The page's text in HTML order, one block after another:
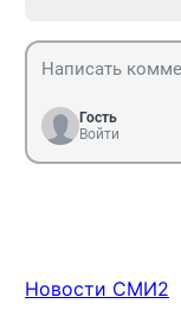
Гость
Войти
Новости СМИ2